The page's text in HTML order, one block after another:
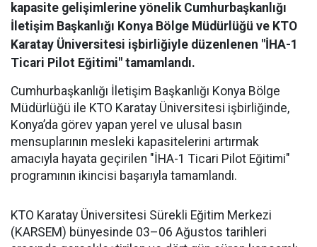
kapasite gelişimlerine yönelik Cumhurbaşkanlığı
İletişim Başkanlığı Konya Bölge Müdürlüğü ve KTO
Karatay Üniversitesi işbirliğiyle düzenlenen "İHA-1
Ticari Pilot Eğitimi" tamamlandı.
Cumhurbaşkanlığı İletişim Başkanlığı Konya Bölge
Müdürlüğü ile KTO Karatay Üniversitesi işbirliğinde,
Konya’da görev yapan yerel ve ulusal basın
mensuplarının mesleki kapasitelerini artırmak
amacıyla hayata geçirilen "İHA-1 Ticari Pilot Eğitimi"
programının ikincisi başarıyla tamamlandı.
KTO Karatay Üniversitesi Sürekli Eğitim Merkezi
(KARSEM) bünyesinde 03–06 Ağustos tarihleri